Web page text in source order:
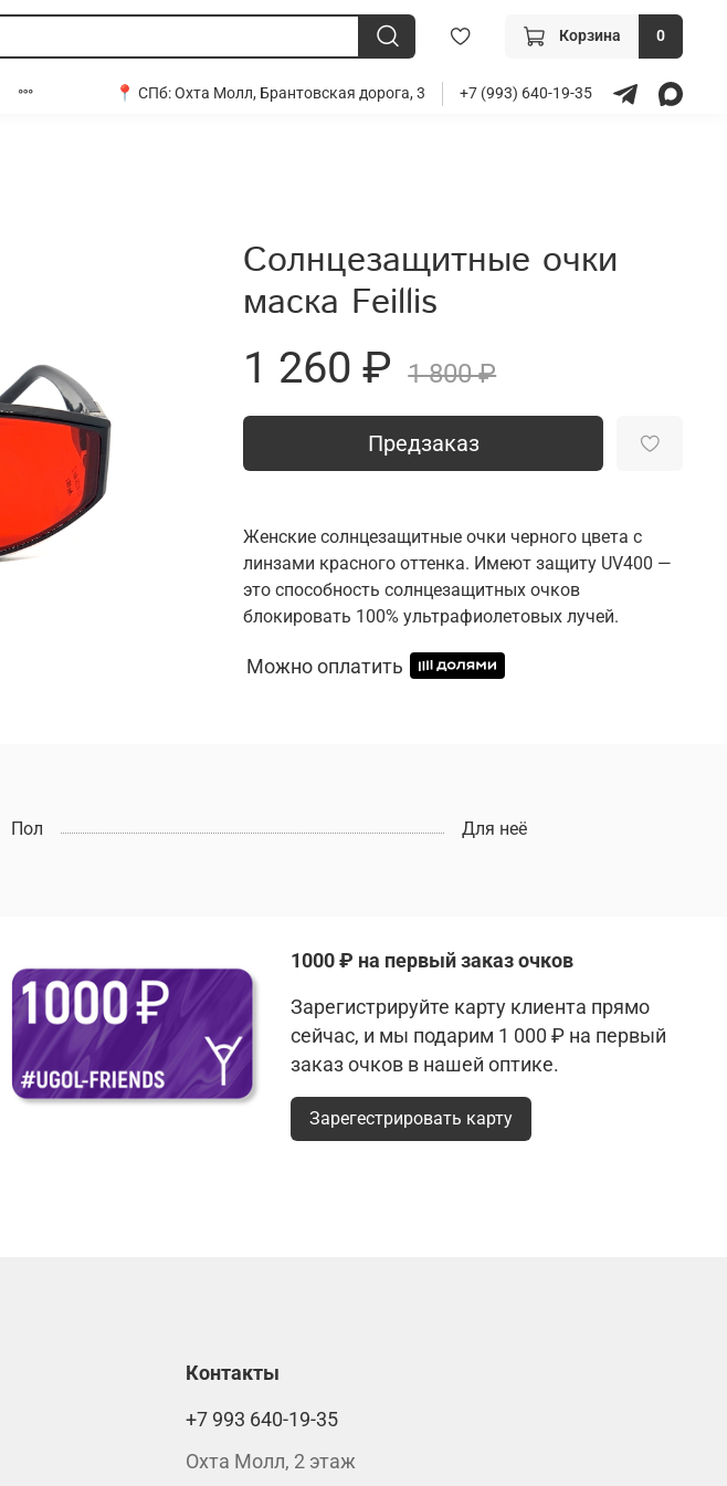
Корзина 0
📍 СПб:Охта Молл, Брантовская дорога, 3 +7 (993) 640-19-35
Солнцезащитные очки
маска Feillis
1 260 ₽ 1 800 ₽
Предзаказ
Женские солнцезащитные очки черного цвета с
линзами красного оттенка. Имеют защиту UV400 —
это способность солнцезащитных очков
блокировать 100% ультрафиолетовых лучей.
Можно оплатить
Пол Для неё
1000 ₽ на первый заказ очков
Зарегистрируйте карту клиента прямо
сейчас, и мы подарим 1 000 ₽ на первый
заказ очков в нашей оптике.
Зарегестрировать карту
Контакты
+7 993 640-19-35
Охта Молл, 2 этаж